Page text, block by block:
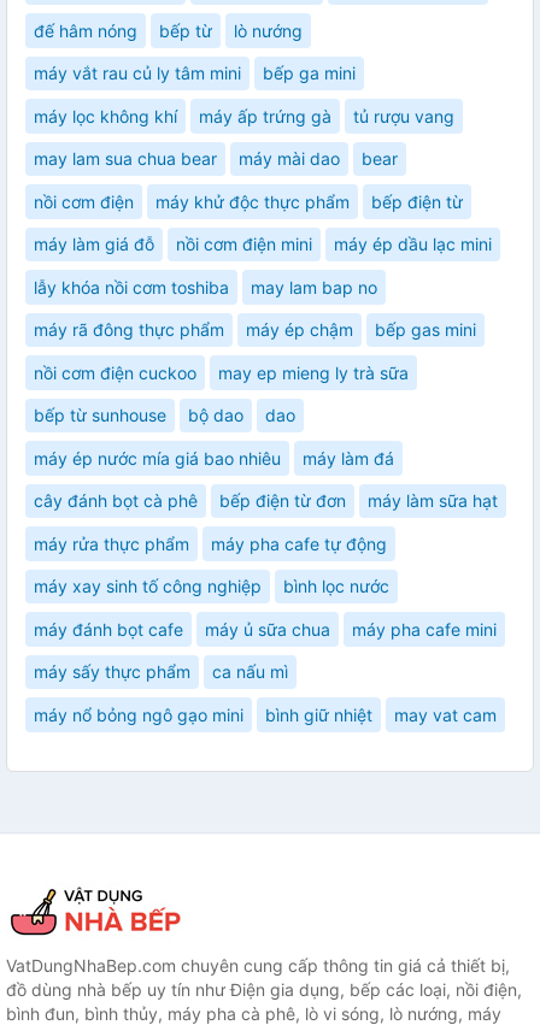
đế hâm nóng bếp từ lò nướng
máy vắt rau củ ly tâm mini bếp ga mini
máy lọc không khí máy ấp trứng gà tủ rượu vang
may lam sua chua bear máy mài dao bear
nồi cơm điện máy khử độc thực phẩm bếp điện từ
máy làm giá đỗ nồi cơm điện mini máy ép dầu lạc mini
lẫy khóa nồi cơm toshiba may lam bap no
máy rã đông thực phẩm máy ép chậm bếp gas mini
nồi cơm điện cuckoo may ep mieng ly trà sữa
bếp từ sunhouse bộ dao dao
máy ép nước mía giá bao nhiêu máy làm đá
cây đánh bọt cà phê bếp điện từ đơn máy làm sữa hạt
máy rửa thực phẩm máy pha cafe tự động
máy xay sinh tố công nghiệp bình lọc nước
máy đánh bọt cafe máy ủ sữa chua máy pha cafe mini
máy sấy thực phẩm ca nấu mì
máy nổ bỏng ngô gạo mini bình giữ nhiệt may vat cam
VatDungNhaBep.com chuyên cung cấp thông tin giá cả thiết bị,
đồ dùng nhà bếp uy tín như Điện gia dụng, bếp các loại, nồi điện,
bình đun, bình thủy, máy pha cà phê, lò vi sóng, lò nướng, máy